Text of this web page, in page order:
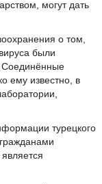
могут дать
о том,
были
Соединённые
ему известно, в
турецкого